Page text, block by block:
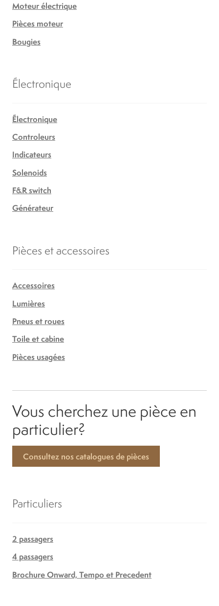
Moteur électrique
Pièces moteur
Bougies
Électronique
Électronique
Controleurs
Indicateurs
Solenoids
F&R switch
Générateur
Pièces et accessoires
Accessoires
Lumières
Pneus et roues
Toile et cabine
Pièces usagées
Vous cherchez une pièce en
particulier?
Consultez nos catalogues de pièces
Particuliers
2 passagers
4 passagers
Brochure Onward, Tempo et Precedent